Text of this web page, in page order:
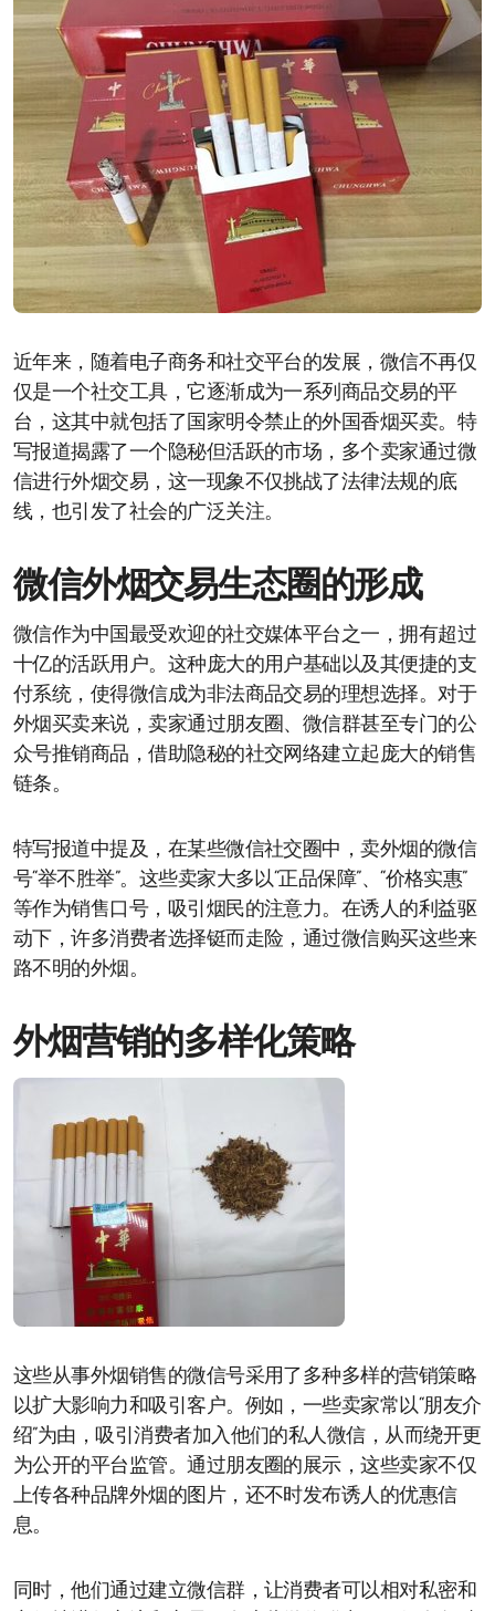
近年来，随着电子商务和社交平台的发展，微信不再仅
仅是一个社交工具，它逐渐成为一系列商品交易的平
台，这其中就包括了国家明令禁止的外国香烟买卖。特
写报道揭露了一个隐秘但活跃的市场，多个卖家通过微
信进行外烟交易，这一现象不仅挑战了法律法规的底
线，也引发了社会的广泛关注。
微信外烟交易生态圈的形成
微信作为中国最受欢迎的社交媒体平台之一，拥有超过
十亿的活跃用户。这种庞大的用户基础以及其便捷的支
付系统，使得微信成为非法商品交易的理想选择。对于
外烟买卖来说，卖家通过朋友圈、微信群甚至专门的公
众号推销商品，借助隐秘的社交网络建立起庞大的销售
链条。
特写报道中提及，在某些微信社交圈中，卖外烟的微信
号“举不胜举”。这些卖家大多以“正品保障”、“价格实惠”
等作为销售口号，吸引烟民的注意力。在诱人的利益驱
动下，许多消费者选择铤而走险，通过微信购买这些来
路不明的外烟。
外烟营销的多样化策略
这些从事外烟销售的微信号采用了多种多样的营销策略
以扩大影响力和吸引客户。例如，一些卖家常以“朋友介
绍”为由，吸引消费者加入他们的私人微信，从而绕开更
为公开的平台监管。通过朋友圈的展示，这些卖家不仅
上传各种品牌外烟的图片，还不时发布诱人的优惠信
息。
同时，他们通过建立微信群，让消费者可以相对私密和